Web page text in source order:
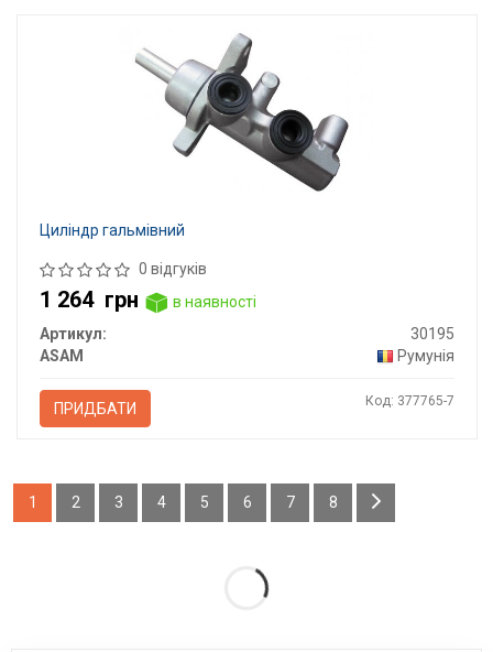
Циліндр гальмівний
0 відгуків
1 264 грн
в наявності
Артикул:
30195
ASAM
Румунія
ПРИДБАТИ Код: 377765-7
1 2 3 4 5 6 7 8